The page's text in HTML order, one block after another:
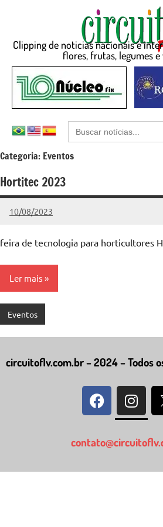
Clipping de noticias nacionais e
flores, frutas, legumes e
Search
for:
Categoria: Eventos
Hortitec 2023
10/08/2023
Edunog
Nenhum
feira de tecnologia para horticultores
Ler mais
Eventos
circuitoflv.com.br – 2024 – Todos